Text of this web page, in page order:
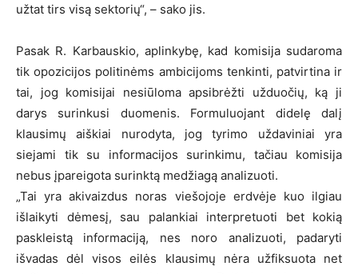
užtat tirs visą sektorių“, – sako jis.
Pasak R. Karbauskio, aplinkybę, kad komisija sudaroma
tik opozicijos politinėms ambicijoms tenkinti, patvirtina ir
tai, jog komisijai nesiūloma apsibrėžti užduočių, ką ji
darys surinkusi duomenis. Formuluojant didelę dalį
klausimų aiškiai nurodyta, jog tyrimo uždaviniai yra
siejami tik su informacijos surinkimu, tačiau komisija
nebus įpareigota surinktą medžiagą analizuoti.
„Tai yra akivaizdus noras viešojoje erdvėje kuo ilgiau
išlaikyti dėmesį, sau palankiai interpretuoti bet kokią
paskleistą informaciją, nes noro analizuoti, padaryti
išvadas dėl visos eilės klausimų nėra užfiksuota net